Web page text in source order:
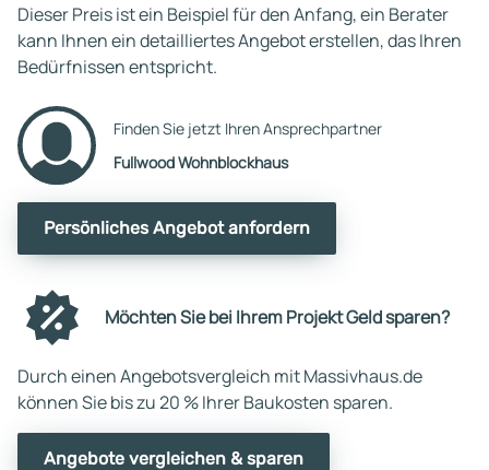
Dieser Preis ist ein Beispiel für den Anfang, ein Berater
kann Ihnen ein detailliertes Angebot erstellen, das Ihren
Bedürfnissen entspricht.
Finden Sie jetzt Ihren Ansprechpartner
Fullwood Wohnblockhaus
Persönliches Angebot anfordern
Möchten Sie bei Ihrem Projekt Geld sparen?
Durch einen Angebotsvergleich mit Massivhaus.de
können Sie bis zu 20 % Ihrer Baukosten sparen.
Angebote vergleichen & sparen